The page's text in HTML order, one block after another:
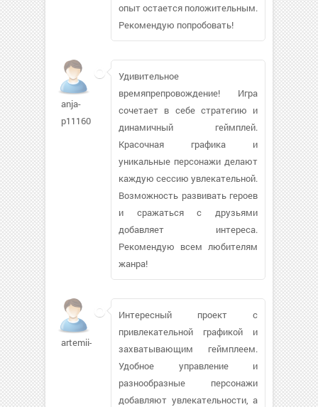
опыт остается положительным.
Рекомендую попробовать!
anja-
p111605
Удивительное
времяпрепровождение! Игра
сочетает в себе стратегию и
динамичный геймплей.
Красочная графика и
уникальные персонажи делают
каждую сессию увлекательной.
Возможность развивать героев
и сражаться с друзьями
добавляет интереса.
Рекомендую всем любителям
жанра!
artemii-
Интересный проект с
привлекательной графикой и
захватывающим геймплеем.
Удобное управление и
разнообразные персонажи
добавляют увлекательности, а